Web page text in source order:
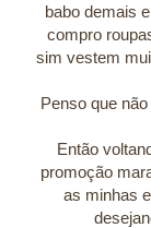
babo demais
compro
sim vestem
Penso que
Então
promoção
as minhas